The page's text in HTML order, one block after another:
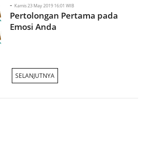
- Kamis 23 May 2019 16:01 WIB
Pertolongan Pertama pada
Emosi Anda
SELANJUTNYA